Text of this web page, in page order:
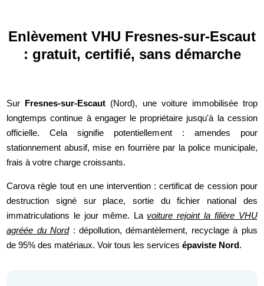
Enlèvement VHU Fresnes-sur-Escaut
: gratuit, certifié, sans démarche
Sur Fresnes-sur-Escaut (Nord), une voiture immobilisée trop
longtemps continue à engager le propriétaire jusqu'à la cession
officielle. Cela signifie potentiellement : amendes pour
stationnement abusif, mise en fourrière par la police municipale,
frais à votre charge croissants.
Carova règle tout en une intervention : certificat de cession pour
destruction signé sur place, sortie du fichier national des
immatriculations le jour même. La voiture rejoint la filière VHU
agréée du Nord: dépollution, démantèlement, recyclage à plus
de 95% des matériaux. Voir tous les servicesépaviste Nord.